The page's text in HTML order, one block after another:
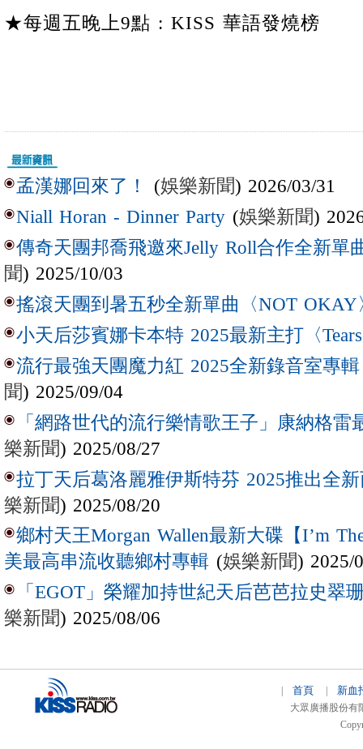
★每週五晚上9點 : KISS 華語發燒榜
孟漢娜回來了！ (娛樂新聞) 2026/03/31
Niall Horan - Dinner Party (娛樂新聞)
傳奇天團邦喬飛邀來Jelly Roll合作全新單
聞) 2025/10/03
搖滾天團到暑五秒全新單曲〈NOT OKAY
小天后莎賓娜卡本特 2025最新主打〈
流行最強天團魔力紅 2025全新錄音室專
聞) 2025/09/04
「網路世代的流行樂情歌王子」康納格雷
樂新聞) 2025/08/27
拉丁天后葛洛麗雅伊斯特芬 2025推出全新
樂新聞) 2025/08/20
鄉村天王Morgan Wallen最新大碟【I’m
美最高串流收聽鄉村專輯 (娛樂新聞) 2025/
「EGOT」榮耀加持世紀天后芭芭拉史翠
樂新聞) 2025/08/06
| 首頁| 新血
大眾廣播股份有